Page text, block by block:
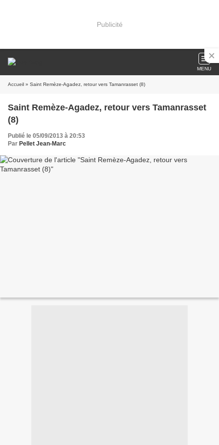
Publicité
MENU
Accueil » Saint Remèze-Agadez, retour vers Tamanrasset (8)
Saint Remèze-Agadez, retour vers Tamanrasset
(8)
Publié le 05/09/2013 à 20:53
Par Pellet Jean-Marc